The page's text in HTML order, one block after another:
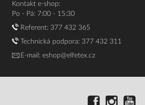
Kontakt e-shop:
Po - Pá: 7:00 - 15:30
Referent: 377 432 365
Technická podpora: 377 432 311
E-mail: eshop@elfetex.cz